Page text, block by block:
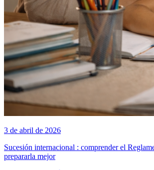
3 de abril de 2026
Sucesión internacional : comprender el
prepararla mejor